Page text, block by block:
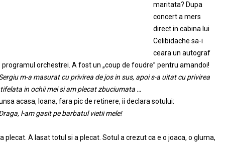
maritata? Dupa
concert a mers
direct in cabina lui
Celibidache sa-i
ceara un autograf
programul orchestrei. A fost un „coup de foudre” pentru amandoi!
m-a masurat cu privirea de jos in sus, apoi s-a uitat cu privirea
in ochii mei si am plecat zbuciumata …
acasa, Ioana, fara pic de retinere, ii declara sotului:
l-am gasit pe barbatul vietii mele!
plecat. A lasat totul si a plecat. Sotul a crezut ca e o joaca, o gluma,